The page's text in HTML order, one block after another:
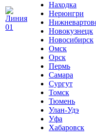
Находка
Нерюнгри
Новокузнецк
Новосибирск
Омск
Орск
Пермь
Самара
Сургут
Томск
Тюмень
Улан-Удэ
Уфа
Хабаровск